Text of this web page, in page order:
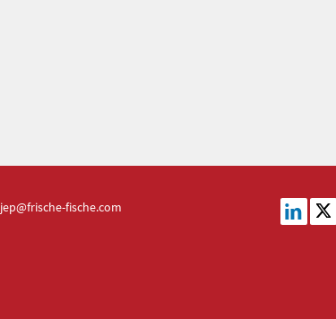
jep@frische-fische.com